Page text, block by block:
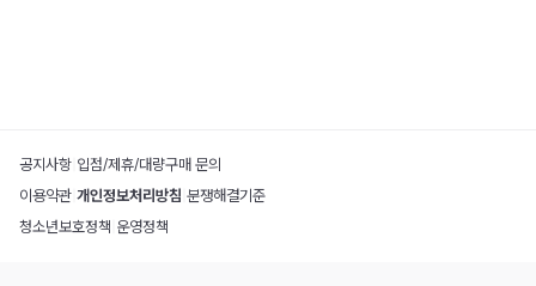
공지사항 입점/제휴/대량구매 문의
이용약관 개인정보처리방침 분쟁해결기준
청소년보호정책 운영정책